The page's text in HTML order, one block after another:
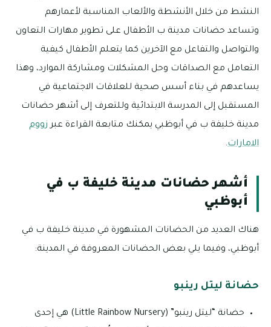
النشط من خلال الأنشطة والألعاب المناسبة لأعمارهم
وتساعد حضانات مدينة ب الأطفال على تطوير مهارات التعاون
والتواصل والتفاعل مع الآخرين كما يتعلم الأطفال كيفية
التعامل مع الصداقات وحل المشكلات ومشاركة الموارد، وهذا
يساعدهم في بناء أسس صحية للعلاقات الاجتماعية في
المستقبل إلى المدرسة الابتدائية وللتعرف إلى أشهر حضانات
مدينة خليفة ب في أبوظبي يمكنك متابعة القراءة عبر زووم
الامارات.
أشهر حضانات مدينة خليفة ب في
أبوظبي
هناك العديد من الحضانات المشهورة في مدينة خليفة ب في
أبوظبي، وفيما يلي بعض الحضانات المعروفة في المدينة:
حضانة ليتل رينبو
حضانة “ليتل رينبو” (Little Rainbow Nursery) هي إحدى